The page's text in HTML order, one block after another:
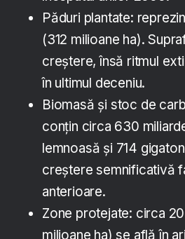
Păduri plantate:
(312 milioane ha).
creștere, însă ritmul
în ultimul deceniu.
Biomasă și stoc de
conțin circa 630
lemnoasă și 714
creștere semnificativă
anterioare.
Zone protejate: circa
milioane ha) se află în